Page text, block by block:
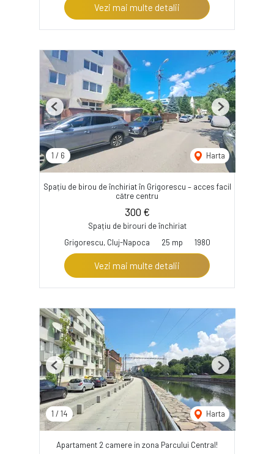
Vezi mai multe detalii
1 / 6 Harta
Previous Next
Spațiu de birou de închiriat în Grigorescu – acces facil
către centru
300 €
Spațiu de birouri de închiriat
Grigorescu, Cluj-Napoca
25 mp 1980
Vezi mai multe detalii
1 / 14 Harta
Previous Next
Apartament 2 camere in zona Parcului Central!